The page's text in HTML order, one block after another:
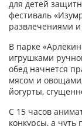
для детей
фестиваль
развлечениями
В парке
игрушками
обед начнется
мясом и
йогурты,
С 15 часов
конкурсы, а чуть